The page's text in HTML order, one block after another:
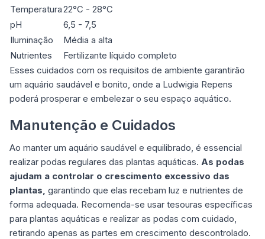
Temperatura22°C - 28°C
pH
6,5 - 7,5
Iluminação
Média a alta
Nutrientes
Fertilizante líquido completo
Esses cuidados com os requisitos de ambiente garantirão
um aquário saudável e bonito, onde a Ludwigia Repens
poderá prosperar e embelezar o seu espaço aquático.
Manutenção e Cuidados
Ao manter um aquário saudável e equilibrado, é essencial
realizar podas regulares das plantas aquáticas. As podas
ajudam a controlar o crescimento excessivo das
plantas, garantindo que elas recebam luz e nutrientes de
forma adequada. Recomenda-se usar tesouras específicas
para plantas aquáticas e realizar as podas com cuidado,
retirando apenas as partes em crescimento descontrolado.